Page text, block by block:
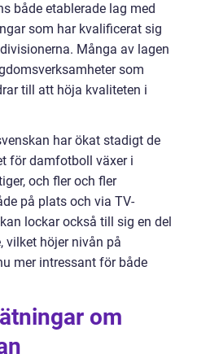
både etablerade lag med
som har kvalificerat sig
Många av lagen
som
till att höja kvaliteten i
har ökat stadigt de
för damfotboll växer i
och fler och fler
på plats och via TV-
lockar också till sig en del
vilket höjer nivån på
mer intressant för både
om